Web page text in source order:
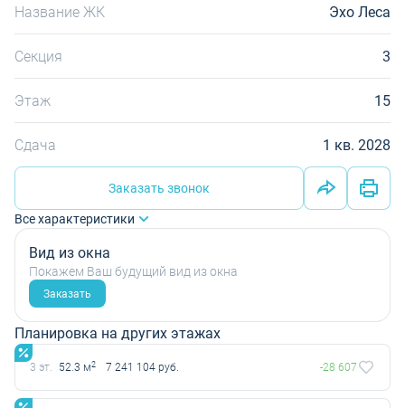
Название ЖК Эхо Леса
Секция 3
Этаж 15
Сдача 1 кв. 2028
Заказать звонок
Все характеристики
Вид из окна
Покажем Ваш будущий вид из окна
Заказать
Планировка на других этажах
3 эт. 52.3 м2 7 241 104 руб. -28 607